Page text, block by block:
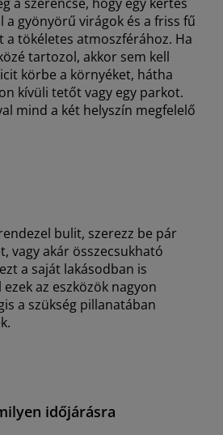
a gyönyörű virágok és a friss fű
a tökéletes atmoszférához. Ha
tartozol, akkor sem kell
körbe a környéket, hátha
kívüli tetőt vagy egy parkot.
mind a két helyszín megfelelő
bulit, szerezz be pár
vagy akár összecsukható
a saját lakásodban is
az eszközök nagyon
a szükség pillanatában
időjárásra